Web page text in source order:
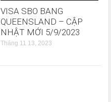
VISA SBO BANG
QUEENSLAND – CẬP
NHẬT MỚI 5/9/2023
Tháng 11 13, 2023